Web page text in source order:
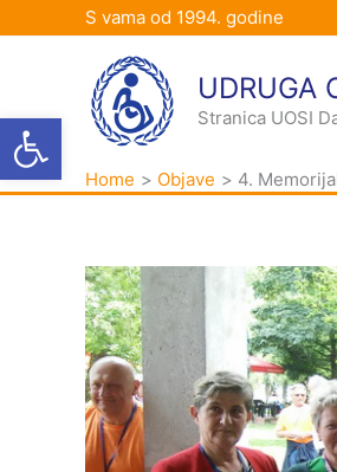
Open toolbar
to
S vama od 1994. godine
UDRUGA
Stranica UOSI
Home Objave 4.